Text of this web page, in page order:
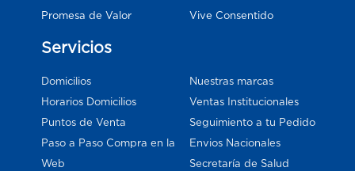
Promesa de Valor
Vive Consentido
Servicios
Domicilios
Horarios Domicilios
Puntos de Venta
Paso a Paso Compra en la
Web
Nuestras marcas
Ventas Institucionales
Seguimiento a tu Pedido
Envios Nacionales
Secretaría de Salud